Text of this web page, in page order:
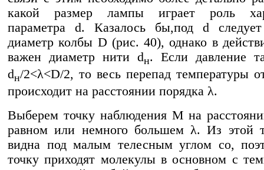
какой размер лампы играет роль
параметра d. Казалось бы,под d
диаметр колбы D (рис. 40), однако в
важен диаметр нити dн. Если давление
dн/2<λ<D/2, то весь перепад температуры
происходит на расстоянии порядка λ.
Выберем точку наблюдения М на
равном или немного большем λ. Из этой
видна под малым телесным углом со,
точку приходят молекулы в основном с